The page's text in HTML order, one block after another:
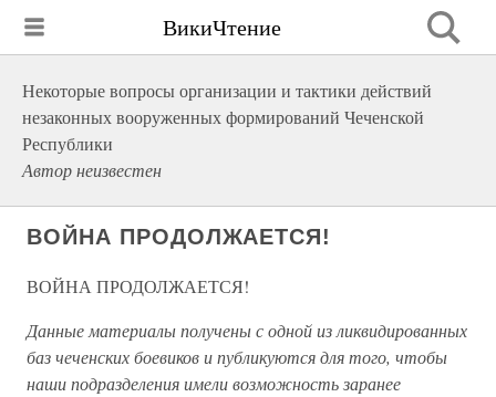
ВикиЧтение
Некоторые вопросы организации и тактики действий
незаконных вооруженных формирований Чеченской
Республики
Автор неизвестен
ВОЙНА ПРОДОЛЖАЕТСЯ!
ВОЙНА ПРОДОЛЖАЕТСЯ!
Данные материалы получены с одной из ликвидированных
баз чеченских боевиков и публикуются для того, чтобы
наши подразделения имели возможность заранее